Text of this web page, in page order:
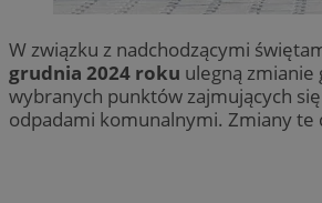
W związku z nadchodzącymi
grudnia 2024 roku ulegną zmianie
wybranych punktów zajmujących
odpadami komunalnymi. Zmiany te